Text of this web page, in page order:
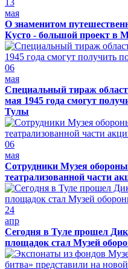
мая
О знаменитом
Кусто - большой проект в
06
мая
Специальный тираж
мая 1945 года смогут
Тулы
06
мая
Сотрудники Музея
театрализованной части
24
апр
Сегодня в Туле прошел
площадок стал Музей